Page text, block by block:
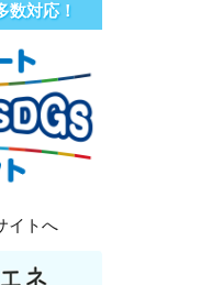
数対応！